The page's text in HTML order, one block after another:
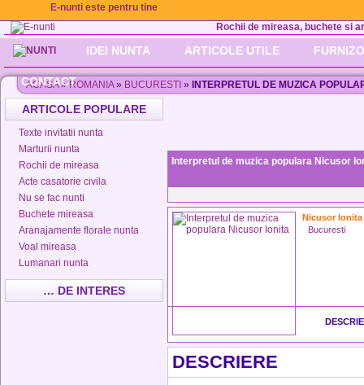
E-nunti este pentru tine
Rochii de mireasa, buchete si
IDEI NUNTA ARTICOLE UTILE
CONTACT
ACASA»ROMANIA» BUCURESTI » INTERPRETUL DE MUZICA
ARTICOLE POPULARE
Texte invitatii nunta
Marturii nunta
Rochii de mireasa
Acte casatorie civila
Nu se fac nunti
Buchete mireasa
Aranajamente florale nunta
Voal mireasa
Lumanari nunta
… DE INTERES
Interpretul de muzica populara Nicusor
Nicusor Ionita
Bucuresti
DESCRIERE